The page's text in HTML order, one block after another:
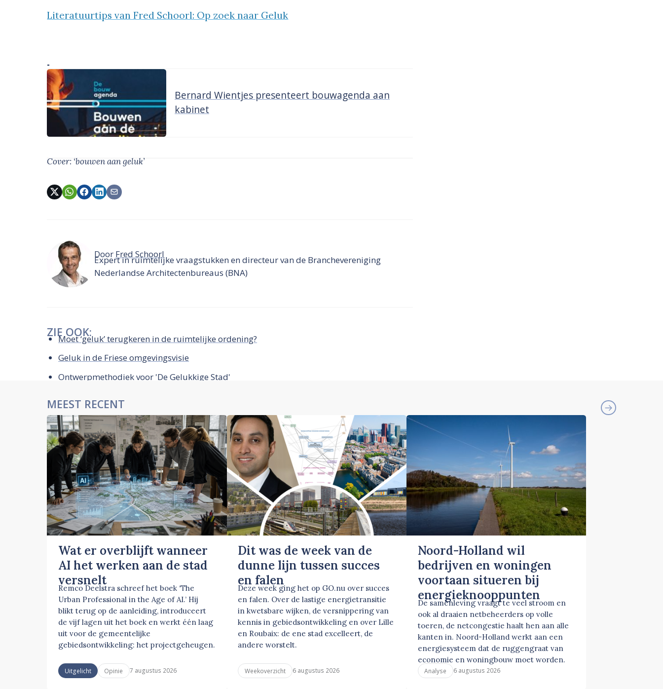
Literatuurtips van Fred Schoorl: Op zoek naar Geluk
-
Bernard Wientjes presenteert bouwagenda aan
kabinet
Cover: ‘bouwen aan geluk’
Door Fred Schoorl
Expert in ruimtelijke vraagstukken en directeur van de Branchevereniging
Nederlandse Architectenbureaus (BNA)
ZIE OOK:
Moet ‘geluk’ terugkeren in de ruimtelijke ordening?
Geluk in de Friese omgevingsvisie
Ontwerpmethodiek voor 'De Gelukkige Stad'
MEEST RECENT
Wat er overblijft wanneer
AI het werken aan de stad
versnelt
Remco Deelstra schreef het boek ‘The
Urban Professional in the Age of AI.’ Hij
blikt terug op de aanleiding, introduceert
de vijf lagen uit het boek en werkt één laag
uit voor de gemeentelijke
gebiedsontwikkeling: het projectgeheugen.
Uitgelicht Opinie 7 augustus 2026
Dit was de week van de
dunne lijn tussen succes
en falen
Deze week ging het op GO.nu over succes
en falen. Over de lastige energietransitie
in kwetsbare wijken, de versnippering van
kennis in gebiedsontwikkeling en over Lille
en Roubaix: de ene stad excelleert, de
andere worstelt.
Weekoverzicht 6 augustus 2026
Noord-Holland wil
bedrijven en woningen
voortaan situeren bij
energieknooppunten
De samenleving vraagt te veel stroom en
ook al draaien netbeheerders op volle
toeren, de netcongestie haalt hen aan alle
kanten in. Noord-Holland werkt aan een
energiesysteem dat de ruggengraat van
economie en woningbouw moet worden.
Analyse 6 augustus 2026